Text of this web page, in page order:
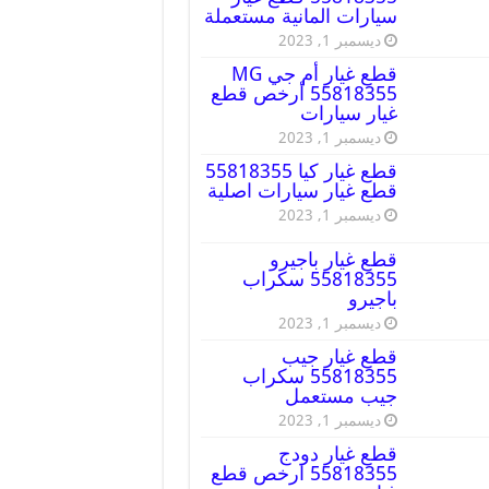
سيارات المانية مستعملة
ديسمبر 1, 2023
قطع غيار أم جي MG
55818355 أرخص قطع
غيار سيارات
ديسمبر 1, 2023
قطع غيار كيا 55818355
قطع غيار سيارات اصلية
ديسمبر 1, 2023
قطع غيار باجيرو
55818355 سكراب
باجيرو
ديسمبر 1, 2023
قطع غيار جيب
55818355 سكراب
جيب مستعمل
ديسمبر 1, 2023
قطع غيار دودج
55818355 ارخص قطع